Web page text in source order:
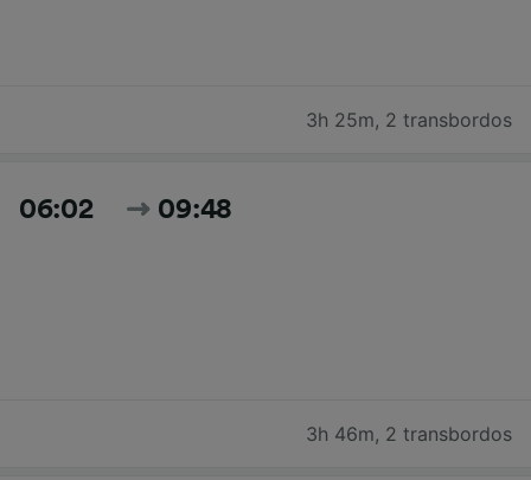
3h 25m, 2 transbordos
06:02 09:48
3h 46m, 2 transbordos